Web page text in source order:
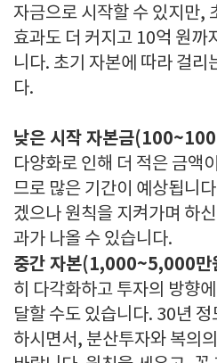
자금으로 시작할 수 있지만,
효과도 더 커지고 10억 원까
니다. 초기 자본에 따라 걸리
다.
낮은 시작 자본금
다양화로 인해 더 적은 금액
므로 많은 기간이 예상됩니
겠으나 원칙을 지켜가며 하
과가 나올 수 있습니다.
중간 자본(1,000~5,000만
히 다각화하고 투자의 방향
달할 수도 있습니다. 30년
하시면서, 분산투자와 복의